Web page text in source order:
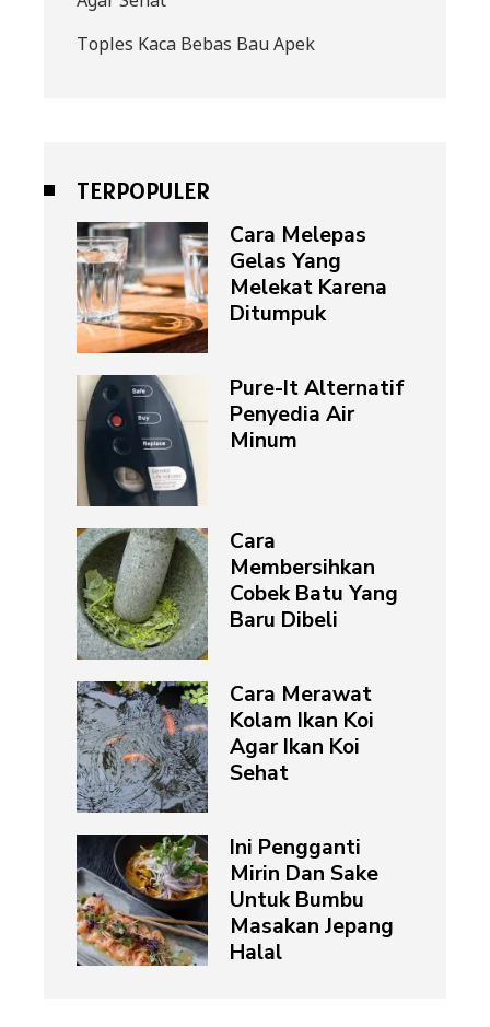
Toples Kaca Bebas Bau Apek
TERPOPULER
Cara Melepas
Gelas Yang
Melekat Karena
Ditumpuk
Pure-It Alternatif
Penyedia Air
Minum
Cara
Membersihkan
Cobek Batu Yang
Baru Dibeli
Cara Merawat
Kolam Ikan Koi
Agar Ikan Koi
Sehat
Ini Pengganti
Mirin Dan Sake
Untuk Bumbu
Masakan Jepang
Halal